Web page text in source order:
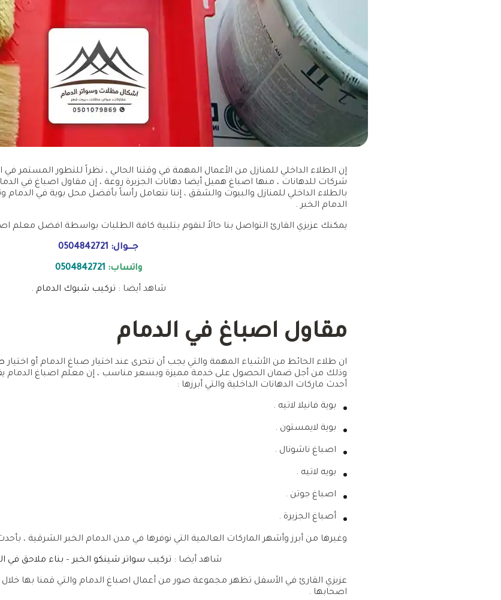
إن الطلاء الداخلي للمنازل من الأعمال المهمة في وقتنا الحالي ، نظراً للتطور المستمر
شركات للدهانات ، منها اصباغ هميل أيضا دهانات الجزيرة روعة ، إن مقاول اصباغ في
بالطلاء الداخلي للمنازل والبيوت والشقق ، إننا نتعامل رأساً بأفضل محل بوية في
الدمام الخبر .
يمكنك عزيزي القارئ التواصل بنا حالاً لنقوم بتلبية كافة الطلبات بواسطة افضل معلم
جــــوال: 0504842721
واتساب: 0504842721
شاهد أيضا : تركيب شبوك الدمام .
مقاول اصباغ في الدمام
ان طلاء الحائط من الأشياء المهمة والتي يجب أن نتحرى عند اختيار صباغ الدمام أو اختيار
وذلك من أجل ضمان الحصول على خدمة مميزة وبسعر مناسب ، إن معلم اصباغ الدمام
أحدث ماركات الدهانات الداخلية والتي أبرزها :
بوية فانيلا لاتيه .
بوية لايمستون .
اصباغ ناشونال .
بويه لاتيه .
اصباغ جوتن .
أصباغ الجزيرة .
وغيرها من أبرز وأشهر الماركات العالمية التي نوفرها في مدن الدمام الخبر الشرقية ،
شاهد أيضا : تركيب سواتر شينكو الخبر– بناء ملاحق في
عزيزي القارئ في الأسفل تظهر مجموعة صور من أعمال اصباغ الدمام والتي قمنا بها خلال
اصحابها .